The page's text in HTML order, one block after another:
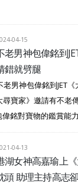
04-15
老男神包偉銘到
錯就劈腿
老男神包偉銘到JET
家》邀請有不老傳
銘對寶物的鑑賞能
04-13
湖女神高嘉瑜上
頭 助理主持高志